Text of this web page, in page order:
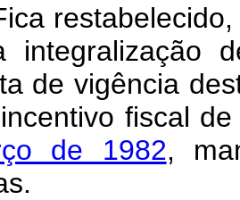
integralização
de vigência
fiscal
de 1982,